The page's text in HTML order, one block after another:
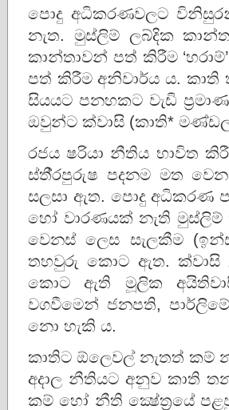
පොදු අධිකරණවලට
නැත. මුස්ලිම් ලබ්දික
කාන්තාවන් පත් කිරීම
පත් කිරීම අනිවාර්ය ය.
සියයට පනහකට වැඩි
ඔවුන්ට ක්වාසි (කාති*
රජය ෂරියා නීතිය භාවිත
ස්තී‍්‍රපුරුෂ පදනම මත
සලසා ඇත. පොදු අධිකරණ
හෝ වාරණයක් නැති මුස්ලිම්
වෙනස් ලෙස සැලකීම
තහවුරු කොට ඇත. ක්වාසි
කොට ඇති මූලික
වගවීමෙන් ජනපති,
නො හැකි ය.
කාතිට ඕලෙවල් නැතත් කම්
අදාල නීතියට අනුව කාති
කම් හෝ නීති ක්‍ෂේත‍්‍රයේ